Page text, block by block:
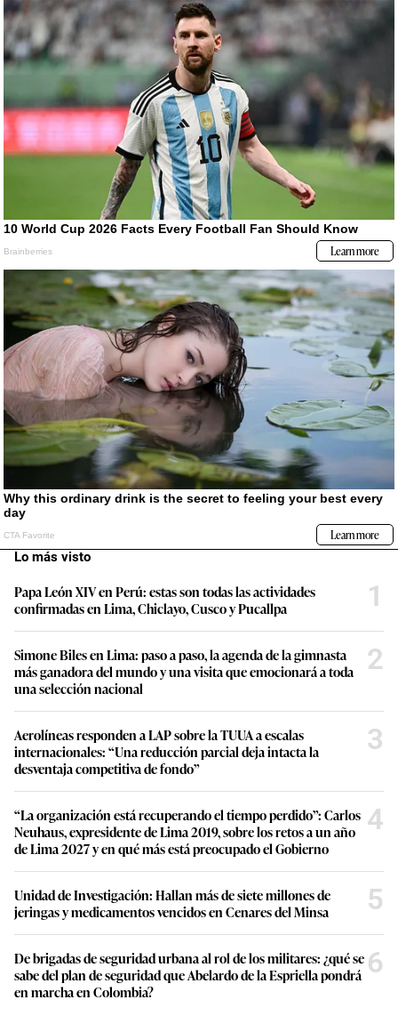
Lo más visto
Papa León XIV en Perú: estas son todas las actividades
confirmadas en Lima, Chiclayo, Cusco y Pucallpa
1
Simone Biles en Lima: paso a paso, la agenda de la gimnasta
más ganadora del mundo y una visita que emocionará a toda
una selección nacional
2
Aerolíneas responden a LAP sobre la TUUA a escalas
internacionales: “Una reducción parcial deja intacta la
desventaja competitiva de fondo”
3
“La organización está recuperando el tiempo perdido”: Carlos
Neuhaus, expresidente de Lima 2019, sobre los retos a un año
de Lima 2027 y en qué más está preocupado el Gobierno
4
Unidad de Investigación: Hallan más de siete millones de
jeringas y medicamentos vencidos en Cenares del Minsa
5
De brigadas de seguridad urbana al rol de los militares: ¿qué se
sabe del plan de seguridad que Abelardo de la Espriella pondrá
en marcha en Colombia?
6